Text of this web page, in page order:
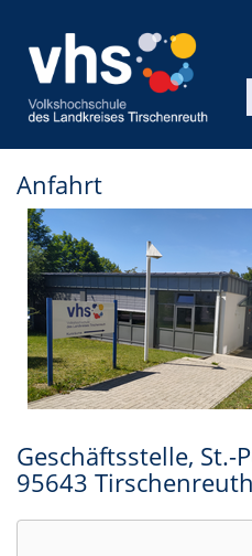
Anfahrt
Geschäftsstelle, St.-
95643 Tirschenreuth